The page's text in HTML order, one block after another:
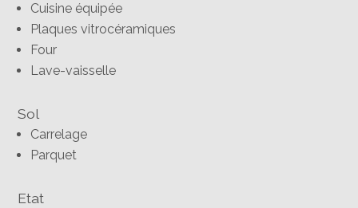
Cuisine équipée
Plaques vitrocéramiques
Four
Lave-vaisselle
Sol
Carrelage
Parquet
Etat